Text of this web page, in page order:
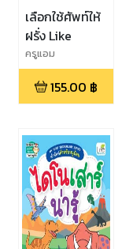
เลือกใช้ศัพท์ให้
ฝรั่ง Like
ครูแอม
155.00 ฿